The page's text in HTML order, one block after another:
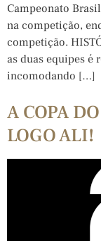
Campeonato
na competição,
competição.
as duas equipes é
incomodando […]
A COPA
LOGO ALI!